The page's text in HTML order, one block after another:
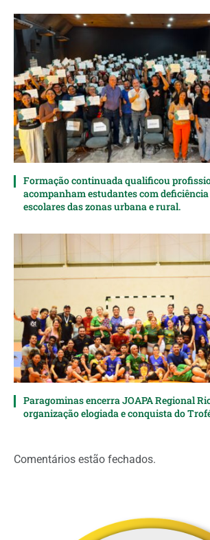
Formação continuada qualificou
acompanham estudantes com
escolares das zonas urbana e rural.
Paragominas encerra JOAPA Regional
organização elogiada e conquista do
Comentários estão fechados.